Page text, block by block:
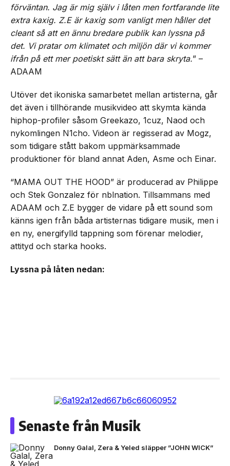
förväntan. Jag är mig själv i låten men fortfarande lite
extra kaxig. Z.E är kaxig som vanligt men håller det
cleant så att en ännu bredare publik kan lyssna på
det. Vi pratar om klimatet och miljön där vi kommer
ifrån på ett mer poetiskt sätt än att bara skryta.” –
ADAAM
Utöver det ikoniska samarbetet mellan artisterna, går
det även i tillhörande musikvideo att skymta kända
hiphop-profiler såsom Greekazo, 1cuz, Naod och
nykomlingen N1cho. Videon är regisserad av Mogz,
som tidigare stått bakom uppmärksammade
produktioner för bland annat Aden, Asme och Einar.
“MAMA OUT THE HOOD” är producerad av Philippe
och Stek Gonzalez för nblnation. Tillsammans med
ADAAM och Z.E bygger de vidare på ett sound som
känns igen från båda artisternas tidigare musik, men i
en ny, energifylld tappning som förenar melodier,
attityd och starka hooks.
Lyssna på låten nedan:
Senaste från Musik
Donny Galal, Zera & Yeled släpper ”JOHN WICK”